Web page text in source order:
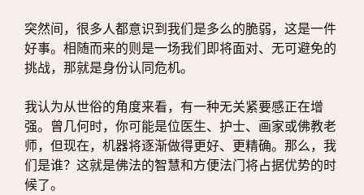
突然间，很多人都意识到我们是多么的脆弱，这是一件
好事。相随而来的则是一场我们即将面对、无可避免的
挑战，那就是身份认同危机。
我认为从世俗的角度来看，有一种无关紧要感正在增
强。曾几何时，你可能是位医生、护士、画家或佛教老
师，但现在，机器将逐渐做得更好、更精确。那么，我
们是谁？这就是佛法的智慧和方便法门将占据优势的时
候了。